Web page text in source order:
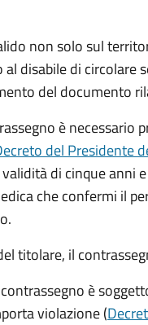
non solo sul
disabile di circolare
del documento
è necessario
del Presidente
di cinque anni
che confermi il
titolare, il
è
violazione (